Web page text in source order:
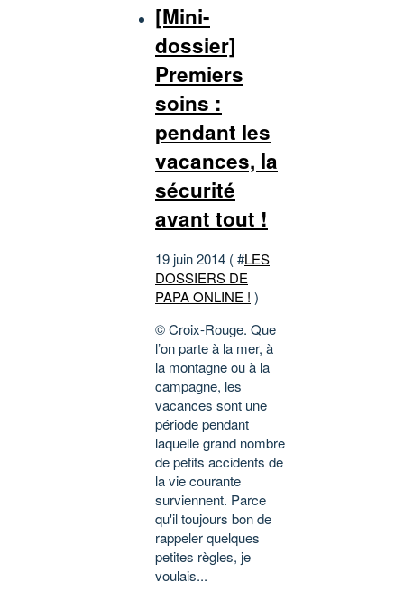
[Mini-
dossier]
Premiers
soins :
pendant les
vacances, la
sécurité
avant tout !
19 juin 2014 ( #LES
DOSSIERS DE
PAPA ONLINE ! )
© Croix-Rouge. Que
l’on parte à la mer, à
la montagne ou à la
campagne, les
vacances sont une
période pendant
laquelle grand nombre
de petits accidents de
la vie courante
surviennent. Parce
qu'il toujours bon de
rappeler quelques
petites règles, je
voulais...